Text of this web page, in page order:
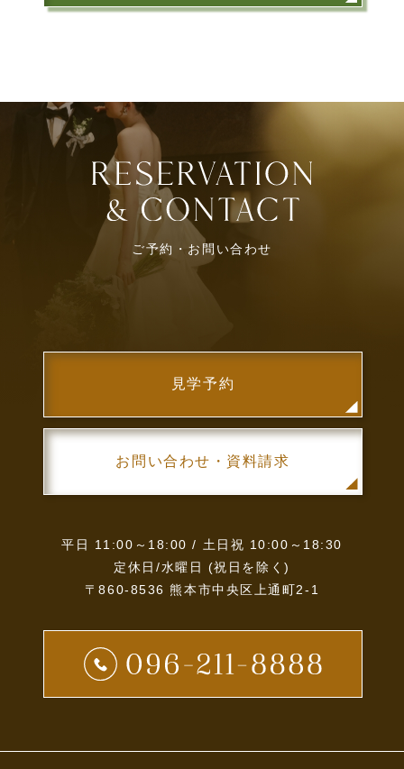
ご予約・お問い合わせ
見学予約
お問い合わせ・資料請求
平日 11:00～18:00 / 土日祝 10:00～18:30
定休日/水曜日 (祝日を除く)
〒860-8536 熊本市中央区上通町2-1